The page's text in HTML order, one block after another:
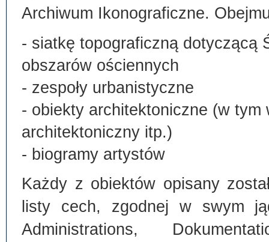
Archiwum Ikonograficzne.
- siatkę topograficzną dotyczącą
obszarów ościennych
- zespoły urbanistyczne
- obiekty architektoniczne (w
architektoniczny itp.)
- biogramy artystów
Każdy z obiektów opisany
listy cech, zgodnej w swym
Administrations,